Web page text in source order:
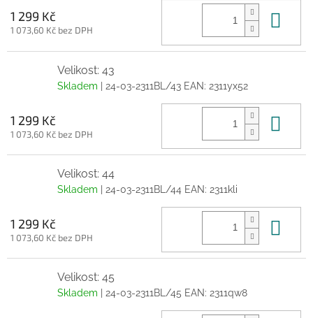
1 299 Kč
1 073,60 Kč bez DPH
Velikost: 43
Skladem | 24-03-2311BL/43 EAN: 2311yx52
1 299 Kč
1 073,60 Kč bez DPH
Velikost: 44
Skladem | 24-03-2311BL/44 EAN: 2311kli
1 299 Kč
1 073,60 Kč bez DPH
Velikost: 45
Skladem | 24-03-2311BL/45 EAN: 2311qw8